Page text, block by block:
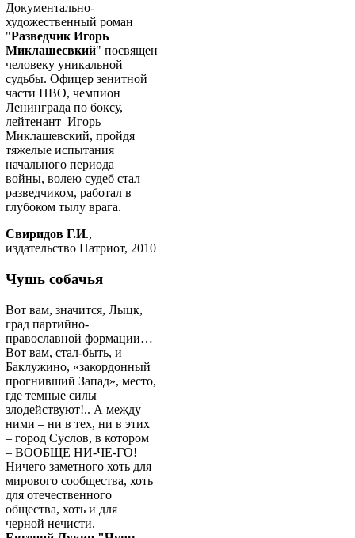
Документально-
художественный роман
"Разведчик Игорь
Миклашесвкий" посвящен
человеку уникальной
судьбы. Офицер зенитной
части ПВО, чемпион
Ленинграда по боксу,
лейтенант Игорь
Миклашевский, пройдя
тяжелые испытания
начального периода
войны, волею судеб стал
разведчиком, работал в
глубоком тылу врага.
Свиридов Г.И.,
издательство Патриот, 2010
Чушь собачья
Вот вам, значится, Лыцк,
град партийно-
православной формации…
Вот вам, стал-быть, и
Баклужино, «закордонный
прогнивший Запад», место,
где темные силы
злодействуют!.. А между
ними – ни в тех, ни в этих
– город Суслов, в котором
– ВООБЩЕ НИ-ЧЕ-ГО!
Ничего заметного хоть для
мирового сообщества, хоть
для отечественного
общества, хоть и для
черной нечисти.